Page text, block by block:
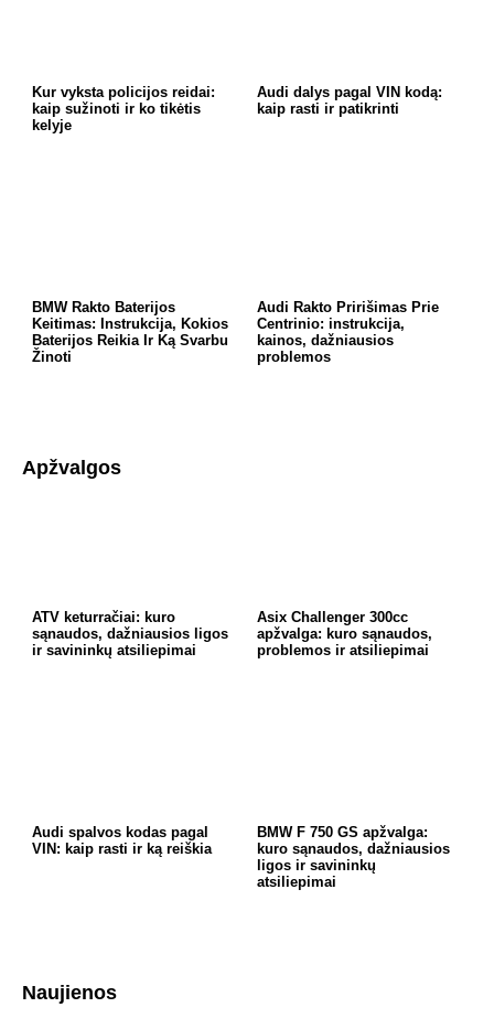
Kur vyksta policijos reidai:
kaip sužinoti ir ko tikėtis
kelyje
Audi dalys pagal VIN kodą:
kaip rasti ir patikrinti
BMW Rakto Baterijos
Keitimas: Instrukcija, Kokios
Baterijos Reikia Ir Ką Svarbu
Žinoti
Audi Rakto Pririšimas Prie
Centrinio: instrukcija,
kainos, dažniausios
problemos
Apžvalgos
ATV keturračiai: kuro
sąnaudos, dažniausios ligos
ir savininkų atsiliepimai
Asix Challenger 300cc
apžvalga: kuro sąnaudos,
problemos ir atsiliepimai
Audi spalvos kodas pagal
VIN: kaip rasti ir ką reiškia
BMW F 750 GS apžvalga:
kuro sąnaudos, dažniausios
ligos ir savininkų
atsiliepimai
Naujienos